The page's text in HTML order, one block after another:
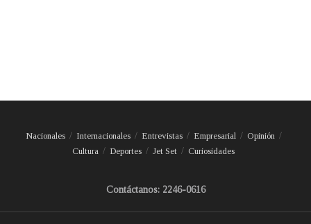
Nacionales Internacionales Entrevistas Empresarial
Opinión
Cultura
Deportes Jet Set Curiosidades
Contáctanos: 2246-0616